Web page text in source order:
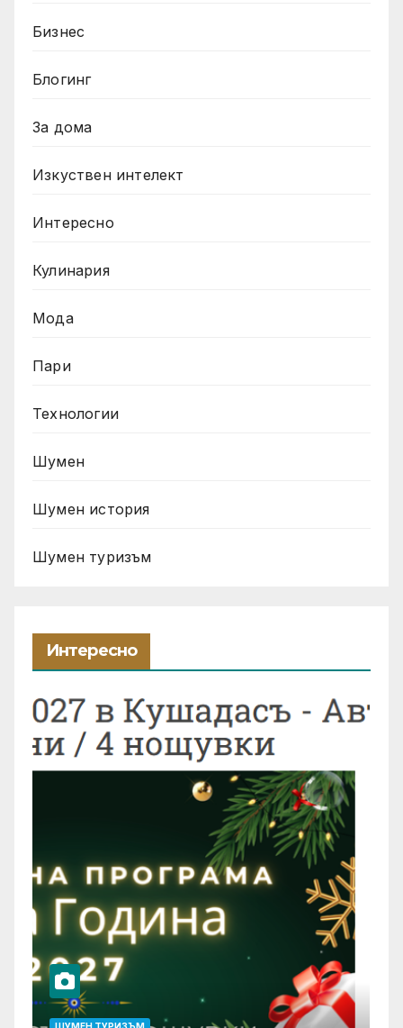
Бизнес
Блогинг
За дома
Изкуствен интелект
Интересно
Кулинария
Мода
Пари
Технологии
Шумен
Шумен история
Шумен туризъм
Интересно